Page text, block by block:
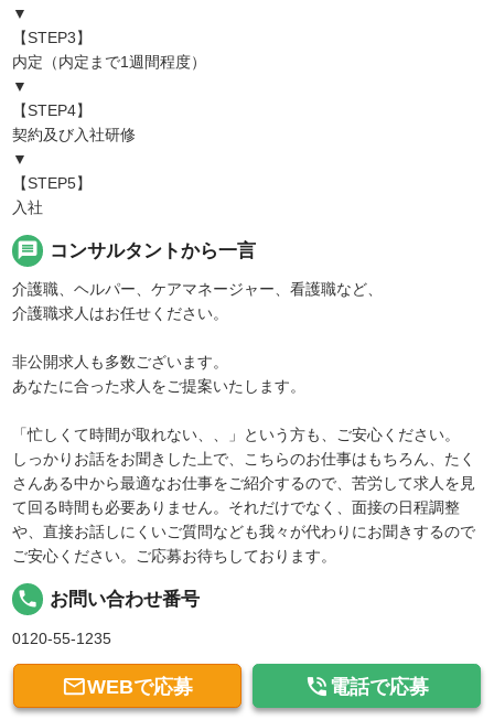
▼
【STEP3】
内定（内定まで1週間程度）
▼
【STEP4】
契約及び入社研修
▼
【STEP5】
入社
message コンサルタントから一言
介護職、ヘルパー、ケアマネージャー、看護職など、
介護職求人はお任せください。
非公開求人も多数ございます。
あなたに合った求人をご提案いたします。
「忙しくて時間が取れない、、」という方も、ご安心ください。
しっかりお話をお聞きした上で、こちらのお仕事はもちろん、たく
さんある中から最適なお仕事をご紹介するので、苦労して求人を見
て回る時間も必要ありません。それだけでなく、面接の日程調整
や、直接お話しにくいご質問なども我々が代わりにお聞きするので
ご安心ください。ご応募お待ちしております。
local_phone お問い合わせ番号
0120-55-1235
WEBで応募  電話で応募